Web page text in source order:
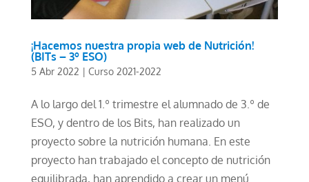
¡Hacemos nuestra propia web de Nutrición!
(BITs – 3º ESO)
5 Abr 2022 | Curso 2021-2022
A lo largo del 1.º trimestre el alumnado de 3.º de
ESO, y dentro de los Bits, han realizado un
proyecto sobre la nutrición humana. En este
proyecto han trabajado el concepto de nutrición
equilibrada, han aprendido a crear un menú